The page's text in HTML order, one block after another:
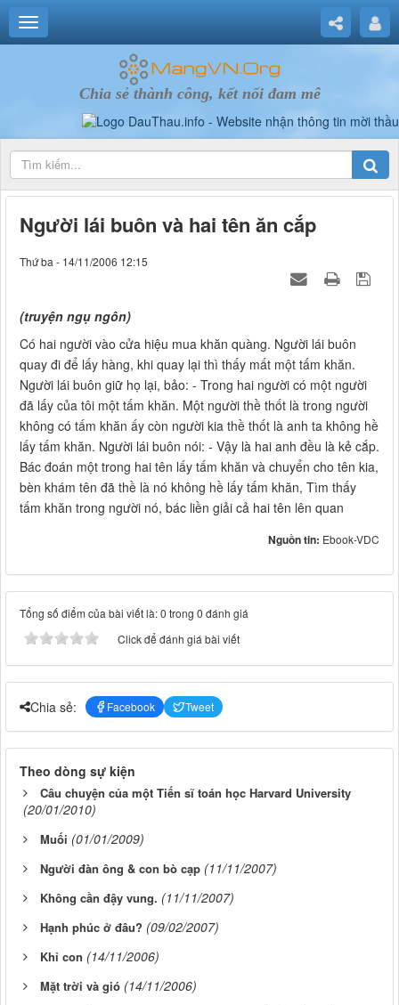
Chia sẻ thành công, kết nối đam mê
Người lái buôn và hai tên ăn cắp
Thứ ba - 14/11/2006 12:15
(truyện ngụ ngôn)
Có hai người vào cửa hiệu mua khăn quàng. Người lái buôn
quay đi để lấy hàng, khi quay lại thì thấy mất một tấm khăn.
Người lái buôn giữ họ lại, bảo: - Trong hai người có một người
đã lấy của tôi một tấm khăn. Một người thề thốt là trong người
không có tấm khăn ấy còn người kia thề thốt là anh ta không hề
lấy tấm khăn. Người lái buôn nói: - Vậy là hai anh đều là kẻ cắp.
Bác đoán một trong hai tên lấy tấm khăn và chuyển cho tên kia,
bèn khám tên đã thề là nó không hề lấy tấm khăn, Tìm thấy
tấm khăn trong người nó, bác liền giải cả hai tên lên quan
Nguồn tin: Ebook-VDC
Tổng số điểm của bài viết là: 0 trong 0 đánh giá
Click để đánh giá bài viết
Chia sẻ: Facebook Tweet
Theo dòng sự kiện
Câu chuyện của một Tiến sĩ toán học Harvard University
(20/01/2010)
Muối (01/01/2009)
Người đàn ông & con bò cạp (11/11/2007)
Không cần đậy vung. (11/11/2007)
Hạnh phúc ở đâu? (09/02/2007)
Khỉ con (14/11/2006)
Mặt trời và gió (14/11/2006)